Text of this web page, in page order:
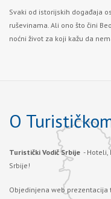
Svaki od istorijskih događaja
ruševinama. Ali ono što čini
noćni život za koji kažu da
O
Turistički Vodič Srbije - Hoteli,
Srbije!
Objedinjena web